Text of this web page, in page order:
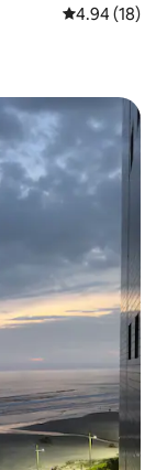
レビュー18
4.94 (18)